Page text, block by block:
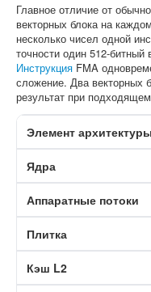
Главное отличие от
векторных блока на
несколько чисел одной
точности один 512-
Инструкция FMA
сложение. Два векторных
результат при
Элемент архитектуры
Ядра
Аппаратные потоки
Плитка
Кэш L2